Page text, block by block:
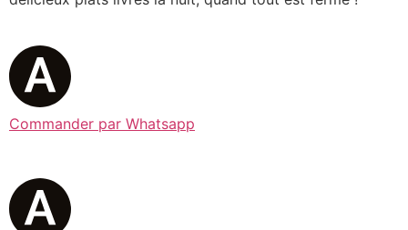
Commander par Whatsapp